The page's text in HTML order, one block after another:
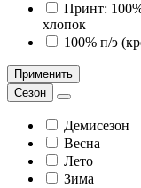
Принт:
хлопок
100% п/э
Применить
Сезон
Демисезон
Весна
Лето
Зима